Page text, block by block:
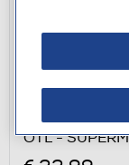
OTL -